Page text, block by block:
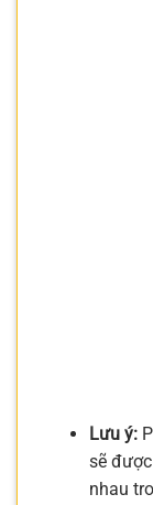
Lưu ý:
sẽ
nhau